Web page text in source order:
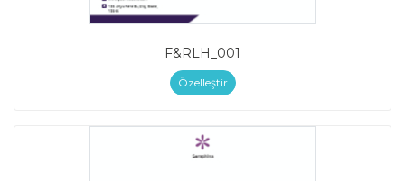
F&RLH_001
Özelleştir